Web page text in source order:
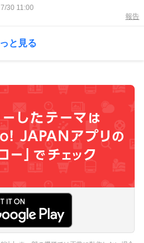
7/30 11:00
報告
と見る